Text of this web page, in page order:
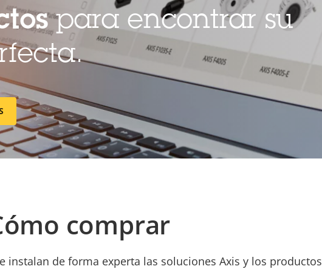
para encontrar su
comprar
instalan de forma experta las soluciones Axis y los productos